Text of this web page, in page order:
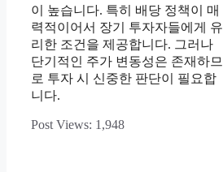
이 높습니다. 특히 배당 정책이 매
력적이어서 장기 투자자들에게 유
리한 조건을 제공합니다. 그러나
단기적인 주가 변동성은 존재하므
로 투자 시 신중한 판단이 필요합
니다.
Post Views: 1,948